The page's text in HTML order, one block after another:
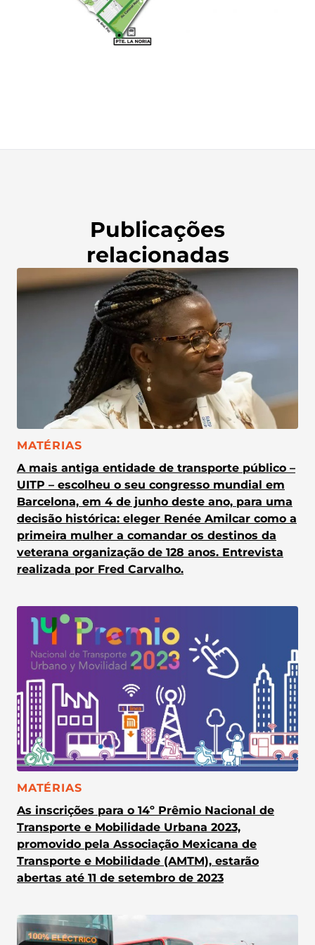
Publicações
relacionadas
CATEGORIA:
MATÉRIAS
A mais antiga entidade de transporte público –
UITP – escolheu o seu congresso mundial em
Barcelona, em 4 de junho deste ano, para uma
decisão histórica: eleger Renée Amilcar como a
primeira mulher a comandar os destinos da
veterana organização de 128 anos. Entrevista
realizada por Fred Carvalho.
CATEGORIA:
MATÉRIAS
As inscrições para o 14º Prêmio Nacional de
Transporte e Mobilidade Urbana 2023,
promovido pela Associação Mexicana de
Transporte e Mobilidade (AMTM), estarão
abertas até 11 de setembro de 2023